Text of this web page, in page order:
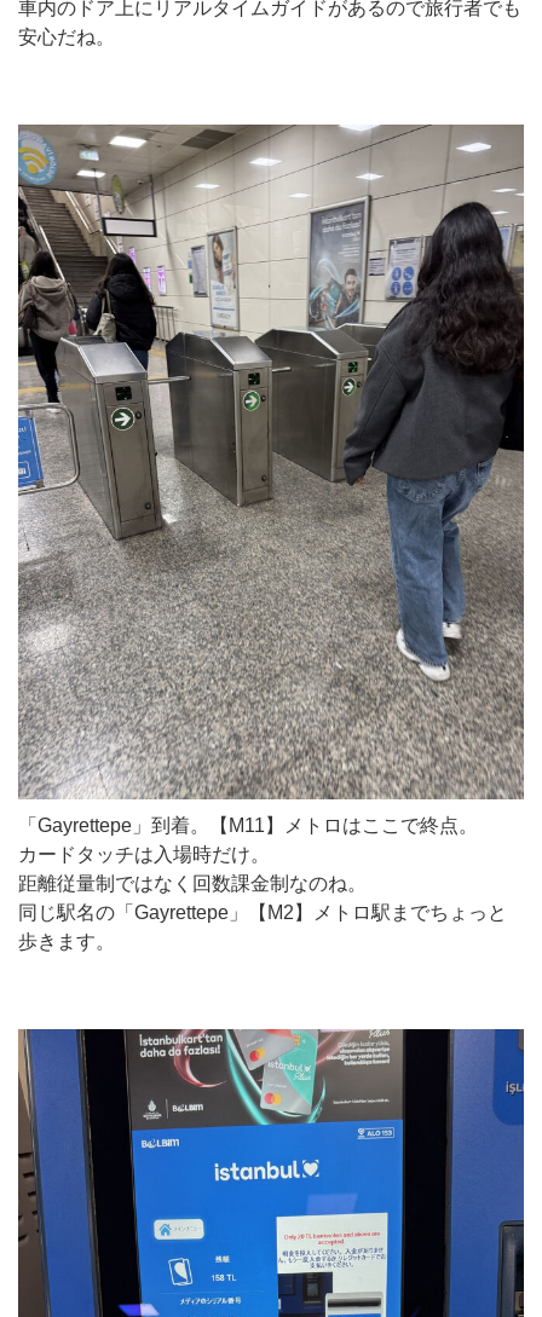
車内のドア上にリアルタイムガイドがあるので旅行者でも
安心だね。
「Gayrettepe」到着。【M11】メトロはここで終点。
カードタッチは入場時だけ。
距離従量制ではなく回数課金制なのね。
同じ駅名の「Gayrettepe」【M2】メトロ駅までちょっと
歩きます。